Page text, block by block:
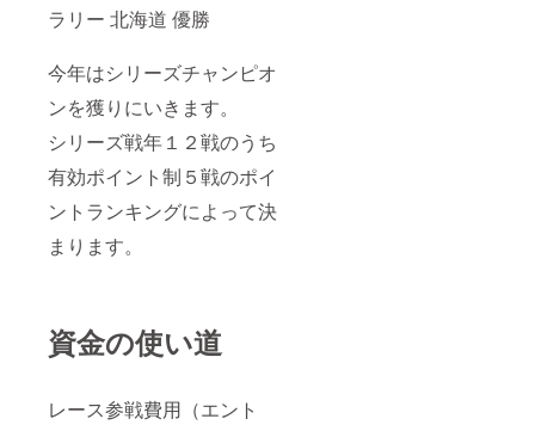
ラリー 北海道 優勝
今年はシリーズチャンピオ
ンを獲りにいきます。
シリーズ戦年１２戦のうち
有効ポイント制５戦のポイ
ントランキングによって決
まります。
資金の使い道
レース参戦費用（エント